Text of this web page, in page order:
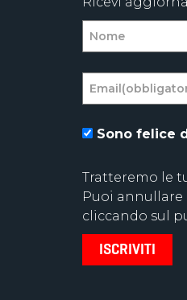
Sono felice
Tratteremo le
Puoi annullare
cliccando sul